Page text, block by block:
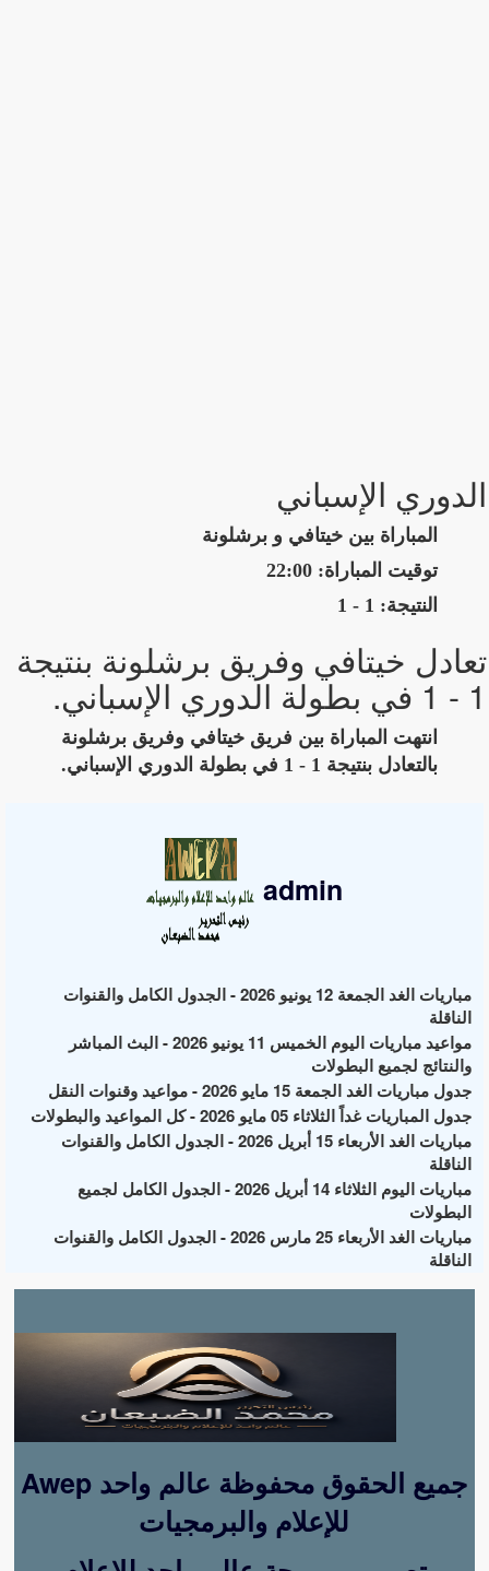
الدوري الإسباني
المباراة بين خيتافي و برشلونة
توقيت المباراة: 22:00
النتيجة: 1 - 1
تعادل خيتافي وفريق برشلونة بنتيجة
1 - 1 في بطولة الدوري الإسباني.
انتهت المباراة بين فريق خيتافي وفريق برشلونة
بالتعادل بنتيجة 1 - 1 في بطولة الدوري الإسباني.
admin
مباريات الغد الجمعة 12 يونيو 2026 - الجدول الكامل والقنوات
الناقلة
مواعيد مباريات اليوم الخميس 11 يونيو 2026 - البث المباشر
والنتائج لجميع البطولات
جدول مباريات الغد الجمعة 15 مايو 2026 - مواعيد وقنوات النقل
جدول المباريات غداً الثلاثاء 05 مايو 2026 - كل المواعيد والبطولات
مباريات الغد الأربعاء 15 أبريل 2026 - الجدول الكامل والقنوات
الناقلة
مباريات اليوم الثلاثاء 14 أبريل 2026 - الجدول الكامل لجميع
البطولات
مباريات الغد الأربعاء 25 مارس 2026 - الجدول الكامل والقنوات
الناقلة
Awep جميع الحقوق محفوظة عالم واحد
للإعلام والبرمجيات